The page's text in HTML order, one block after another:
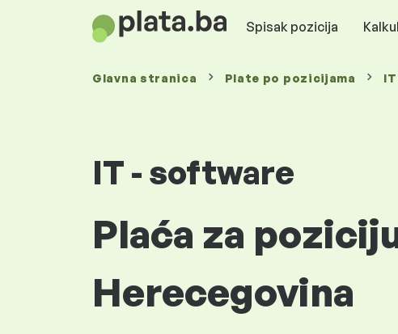
Spisak pozicija
Glavna stranica Plate po pozicijama
IT - software
Plaća za
Herecegovina